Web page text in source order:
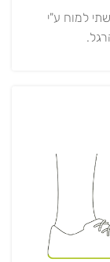
למוח ע"י